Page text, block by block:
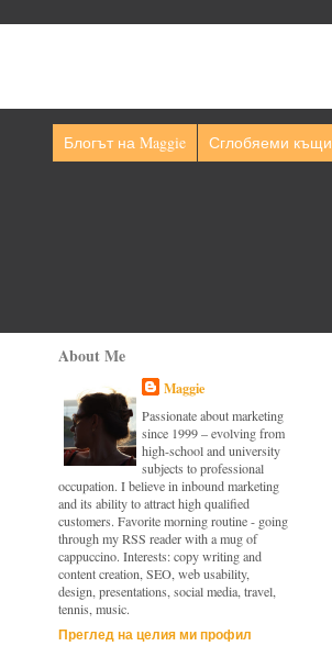
Блогът на Maggie Сглобяеми къщи
About Me
Maggie
Passionate about marketing
since 1999 – evolving from
high-school and university
subjects to professional
occupation. I believe in inbound marketing
and its ability to attract high qualified
customers. Favorite morning routine - going
through my RSS reader with a mug of
cappuccino. Interests: copy writing and
content creation, SEO, web usability,
design, presentations, social media, travel,
tennis, music.
Преглед на целия ми профил